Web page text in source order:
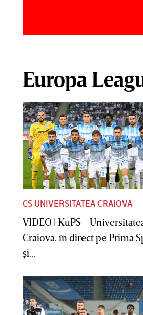
Bomba verii în SuperLiga! După
Gnahore, încă un titular de la
Dinamo ar putea semna cu FCSB:
"Cine ştie"
Europa
CS UNIVERSITATEA CRAIOVA
VIDEO | KuPS -
Craiova, în direct pe Prima
şi...